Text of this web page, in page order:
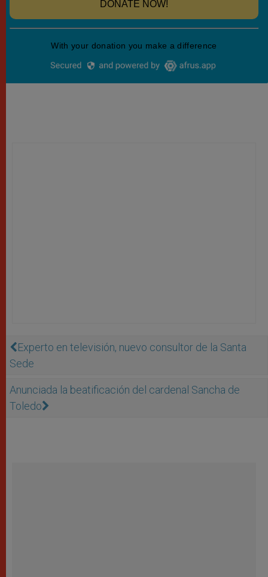
Experto en televisión, nuevo consultor de la Santa
Sede
Anunciada la beatificación del cardenal Sancha de
Toledo